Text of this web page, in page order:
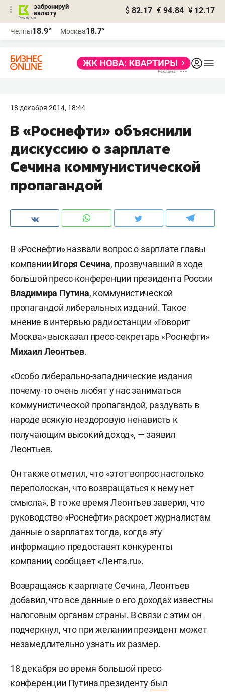
забронируй
валюту
$ 82.17 € 94.84 ¥ 12.17
Челны18.9° Москва18.7°
18 декабря 2014, 18:44
В «Роснефти» объяснили
дискуссию о зарплате
Сечина коммунистической
пропагандой
В «Роснефти» назвали вопрос о зарплате главы
компании Игоря Сечина, прозвучавший в ходе
большой пресс-конференции президента России
Владимира Путина, коммунистической
пропагандой либеральных изданий. Такое
мнение в интервью радиостанции «Говорит
Москва» высказал пресс-секретарь «Роснефти»
Михаил Леонтьев.
«Особо либерально-западнические издания
почему-то очень любят у нас заниматься
коммунистической пропагандой, раздувать в
народе всякую нездоровую ненависть к
получающим высокий доход», — заявил
Леонтьев.
Он также отметил, что «этот вопрос настолько
переполоскан, что возвращаться к нему нет
смысла». В то же время Леонтьев заверил, что
руководство «Роснефти» раскроет журналистам
данные о зарплатах тогда, когда эту
информацию предоставят конкуренты
компании, сообщает «Лента.ru».
Возвращаясь к зарплате Сечина, Леонтьев
добавил, что все данные о его доходах известны
налоговым органам страны. В связи с этим он
подчеркнул, что при желании президент может
незамедлительно узнать их размер.
18 декабря во время большой пресс-
конференции Путина президентубыл